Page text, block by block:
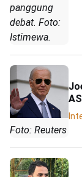
panggung
debat. Foto:
Istimewa.
Foto: Reuters